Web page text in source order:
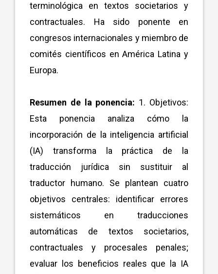
terminológica en textos societarios y
contractuales. Ha sido ponente en
congresos internacionales y miembro de
comités científicos en América Latina y
Europa.
Resumen de la ponencia: 1. Objetivos:
Esta ponencia analiza cómo la
incorporación de la inteligencia artificial
(IA) transforma la práctica de la
traducción jurídica sin sustituir al
traductor humano. Se plantean cuatro
objetivos centrales: identificar errores
sistemáticos en traducciones
automáticas de textos societarios,
contractuales y procesales penales;
evaluar los beneficios reales que la IA